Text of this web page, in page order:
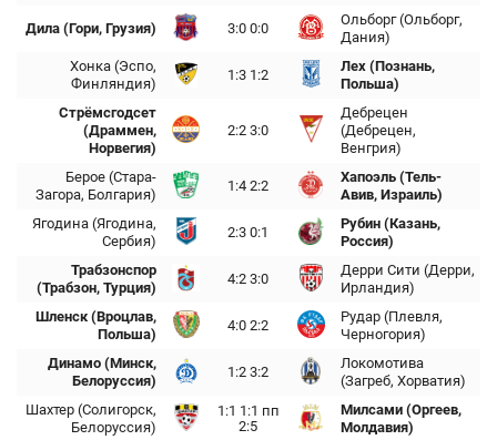
Дила (Гори, Грузия) 3:0 0:0
Ольборг (Ольборг,
Дания)
Хонка (Эспо,
Финляндия)
1:3 1:2
Лех (Познань,
Польша)
Стрёмсгодсет
(Драммен,
Норвегия)
2:2 3:0
Дебрецен
(Дебрецен,
Венгрия)
Берое (Стара-
Загора, Болгария)
1:4 2:2
Хапоэль (Тель-
Авив, Израиль)
Ягодина (Ягодина,
Сербия)
2:3 0:1
Рубин (Казань,
Россия)
Трабзонспор
(Трабзон, Турция)
4:2 3:0
Дерри Сити (Дерри,
Ирландия)
Шленск (Вроцлав,
Польша)
4:0 2:2
Рудар (Плевля,
Черногория)
Динамо (Минск,
Белоруссия)
1:2 3:2
Локомотива
(Загреб, Хорватия)
Шахтер (Солигорск,
Белоруссия)
1:1 1:1 пп
2:5
Милсами (Оргеев,
Молдавия)